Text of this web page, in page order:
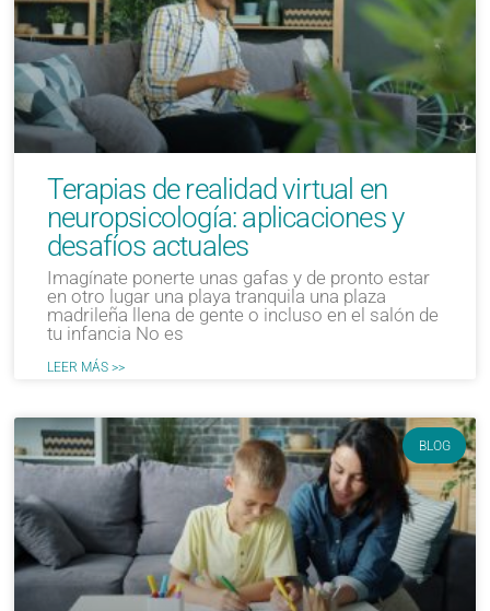
Terapias de realidad virtual en
neuropsicología: aplicaciones y
desafíos actuales
Imagínate ponerte unas gafas y de pronto estar
en otro lugar una playa tranquila una plaza
madrileña llena de gente o incluso en el salón de
tu infancia No es
LEER MÁS >>
BLOG